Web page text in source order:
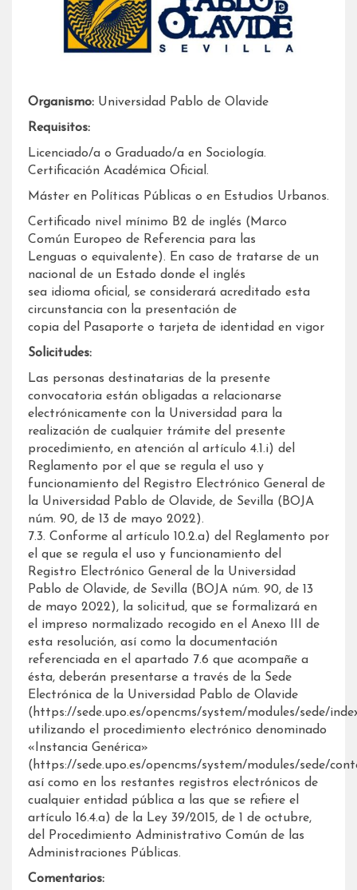
Organismo: Universidad Pablo de Olavide
Requisitos:
Licenciado/a o Graduado/a en Sociología.
Certificación Académica Oficial.
Máster en Políticas Públicas o en Estudios Urbanos.
Certificado nivel mínimo B2 de inglés (Marco
Común Europeo de Referencia para las
Lenguas o equivalente). En caso de tratarse de un
nacional de un Estado donde el inglés
sea idioma oficial, se considerará acreditado esta
circunstancia con la presentación de
copia del Pasaporte o tarjeta de identidad en vigor
Solicitudes:
Las personas destinatarias de la presente
convocatoria están obligadas a relacionarse
electrónicamente con la Universidad para la
realización de cualquier trámite del presente
procedimiento, en atención al artículo 4.1.i) del
Reglamento por el que se regula el uso y
funcionamiento del Registro Electrónico General de
la Universidad Pablo de Olavide, de Sevilla (BOJA
núm. 90, de 13 de mayo 2022).
7.3. Conforme al artículo 10.2.a) del Reglamento por
el que se regula el uso y funcionamiento del
Registro Electrónico General de la Universidad
Pablo de Olavide, de Sevilla (BOJA núm. 90, de 13
de mayo 2022), la solicitud, que se formalizará en
el impreso normalizado recogido en el Anexo III de
esta resolución, así como la documentación
referenciada en el apartado 7.6 que acompañe a
ésta, deberán presentarse a través de la Sede
Electrónica de la Universidad Pablo de Olavide
(https://sede.upo.es/opencms/system/modules/sede/
utilizando el procedimiento electrónico denominado
«Instancia Genérica»
(https://sede.upo.es/opencms/system/modules/sede/
así como en los restantes registros electrónicos de
cualquier entidad pública a las que se refiere el
artículo 16.4.a) de la Ley 39/2015, de 1 de octubre,
del Procedimiento Administrativo Común de las
Administraciones Públicas.
Comentarios: